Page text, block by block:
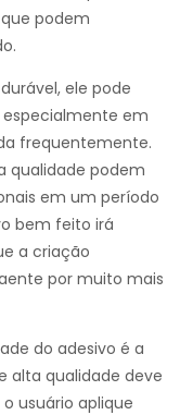
podem
ele pode
em
frequentemente.
qualidade podem
em um período
bem feito irá
a criação
por muito mais
do adesivo é a
alta qualidade deve
usuário aplique